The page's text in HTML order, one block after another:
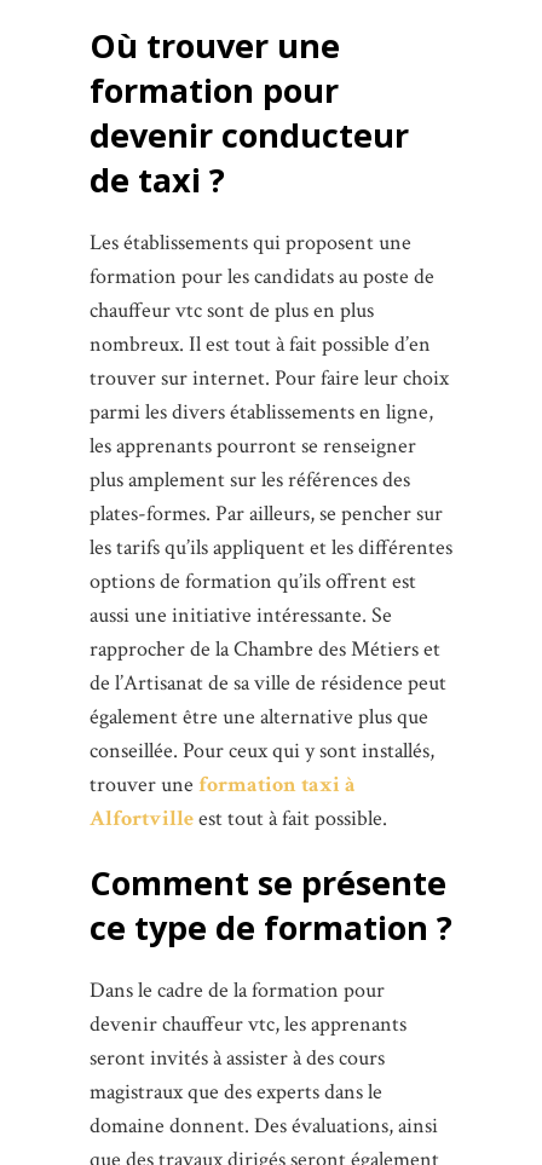
Où trouver une
formation pour
devenir conducteur
de taxi ?
Les établissements qui proposent une
formation pour les candidats au poste de
chauffeur vtc sont de plus en plus
nombreux. Il est tout à fait possible d’en
trouver sur internet. Pour faire leur choix
parmi les divers établissements en ligne,
les apprenants pourront se renseigner
plus amplement sur les références des
plates-formes. Par ailleurs, se pencher sur
les tarifs qu’ils appliquent et les différentes
options de formation qu’ils offrent est
aussi une initiative intéressante. Se
rapprocher de la Chambre des Métiers et
de l’Artisanat de sa ville de résidence peut
également être une alternative plus que
conseillée. Pour ceux qui y sont installés,
trouver une formation taxi à
Alfortvilleest tout à fait possible.
Comment se présente
ce type de formation ?
Dans le cadre de la formation pour
devenir chauffeur vtc, les apprenants
seront invités à assister à des cours
magistraux que des experts dans le
domaine donnent. Des évaluations, ainsi